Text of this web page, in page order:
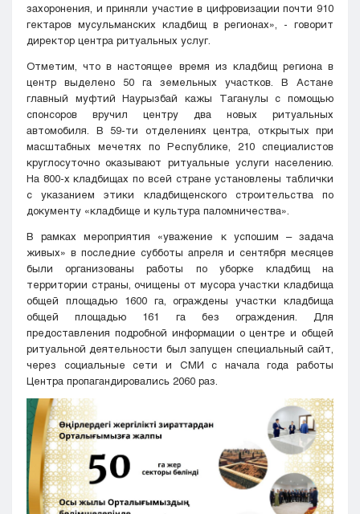
захоронения , и приняли участие в цифровизации почти 910
гектаров мусульманских кладбищ врегионах» , -говорит
директор центра ритуальных услуг
Отметим
что внастоящее время из кладбищ региона в
центр
выделено 50 га земельных участков В Астане
главный
муфтий Наурызбай кажы Таганулы спомощью
спонсоров
вручил центру два новых
ритуальных
автомобиля
В 59-ти отделениях центра открытых при
масштабных
мечетях по Республике 210 специалистов
круглосуточно оказывают ритуальные услуги населению
На 800-хкладбищах по всей стране установлены таблички
суказанием этики кладбищенского строительства по
документу «кладбище и культура паломничества»
Врамках мероприятия «уважение к успошим –задача
живых» в последние субботы апреля и сентября месяцев
былиорганизованы работы по уборке кладбищ на
территории страны ,очищены от мусора участки кладбища
общей
площадью 1600 га ограждены участки
кладбища
общей
площадью 161 га без ограждения
Для
предоставления подробной информации о центре и общей
ритуальной деятельности былзапущен специальный сайт
через
социальные сети и СМИ с начала года
работы
Центра пропагандировались 2060 раз